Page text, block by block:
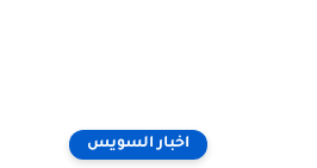
اخبار السويس